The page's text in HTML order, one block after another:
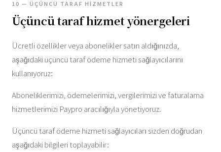
10 — ÜÇÜNCÜ TARAF HIZMETLER
Üçüncü taraf hizmet yönergeleri
Ücretli özellikler veya abonelikler satın aldığınızda,
aşağıdaki üçüncü taraf ödeme hizmeti sağlayıcılarını
kullanıyoruz:
Aboneliklerimizi, ödemelerimizi, vergilerimizi ve faturalama
hizmetlerimizi Paypro aracılığıyla yönetiyoruz.
Üçüncü taraf ödeme hizmeti sağlayıcıları sizden doğrudan
aşağıdaki bilgileri toplayabilir: